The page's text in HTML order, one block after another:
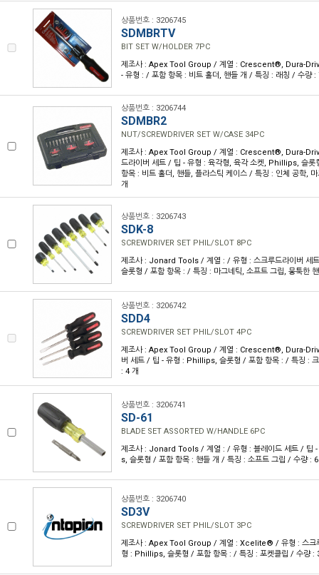
상품번호 : 3206745
SDMBRTV
BIT SET W/HOLDER 7PC
제조사 : Apex Tool Group / 계열 : Crescent®, Dura-
- 유형 : / 포함 항목 : 비트 홀더, 핸들 개 / 특징 : 래칭 / 수량 :
상품번호 : 3206744
SDMBR2
NUT/SCREWDRIVER SET W/CASE 34PC
제조사 : Apex Tool Group / 계열 : Crescent®, Dura-
드라이버 세트 / 팁 - 유형 : 육각형, 육각 소켓, Phillips, 슬
항목 : 비트 홀더, 핸들, 플라스틱 케이스 / 특징 : 인체 공학,
개
상품번호 : 3206743
SDK-8
SCREWDRIVER SET PHIL/SLOT 8PC
제조사 : Jonard Tools / 계열 : / 유형 : 스크루드라이버 세
슬롯형 / 포함 항목 : / 특징 : 마그네틱, 소프트 그립, 뭉툭한
상품번호 : 3206742
SDD4
SCREWDRIVER SET PHIL/SLOT 4PC
제조사 : Apex Tool Group / 계열 : Crescent®, Dura-
버 세트 / 팁 - 유형 : Phillips, 슬롯형 / 포함 항목 : / 특징 :
: 4 개
상품번호 : 3206741
SD-61
BLADE SET ASSORTED W/HANDLE 6PC
제조사 : Jonard Tools / 계열 : / 유형 : 블레이드 세트 / 팁
s, 슬롯형 / 포함 항목 : 핸들 개 / 특징 : 소프트 그립 / 수량 :
상품번호 : 3206740
SD3V
SCREWDRIVER SET PHIL/SLOT 3PC
제조사 : Apex Tool Group / 계열 : Xcelite® / 유형 : 스크
형 : Phillips, 슬롯형 / 포함 항목 : / 특징 : 포켓클립 / 수량 :